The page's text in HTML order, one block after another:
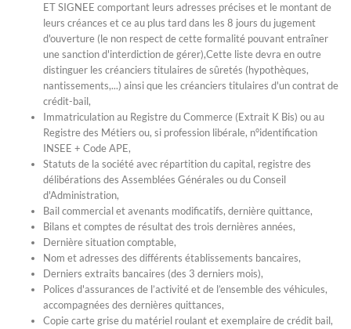
ET SIGNEE comportant leurs adresses précises et le montant de
leurs créances et ce au plus tard dans les 8 jours du jugement
d'ouverture (le non respect de cette formalité pouvant entraîner
une sanction d'interdiction de gérer),Cette liste devra en outre
distinguer les créanciers titulaires de sûretés (hypothèques,
nantissements,...) ainsi que les créanciers titulaires d'un contrat de
crédit-bail,
Immatriculation au Registre du Commerce (Extrait K Bis) ou au
Registre des Métiers ou, si profession libérale, n°identification
INSEE + Code APE,
Statuts de la société avec répartition du capital, registre des
délibérations des Assemblées Générales ou du Conseil
d'Administration,
Bail commercial et avenants modificatifs, dernière quittance,
Bilans et comptes de résultat des trois dernières années,
Dernière situation comptable,
Nom et adresses des différents établissements bancaires,
Derniers extraits bancaires (des 3 derniers mois),
Polices d'assurances de l’activité et de l’ensemble des véhicules,
accompagnées des dernières quittances,
Copie carte grise du matériel roulant et exemplaire de crédit bail,